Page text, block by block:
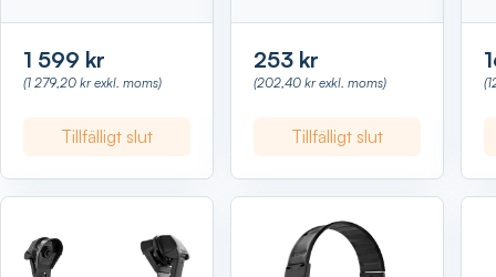
1 599 kr
(1 279,20 kr exkl. moms)
Tillfälligt slut
253 kr
(202,40 kr exkl. moms)
Tillfälligt slut